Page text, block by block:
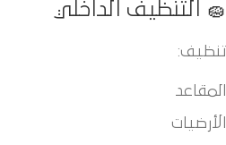
🧽 التنظيف الداخلي
تنظيف:
المقاعد
الأرضيات